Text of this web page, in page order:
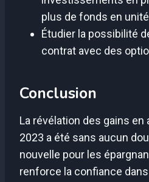
plus de fonds en
Étudier la possibilité
contrat avec des
Conclusion
La révélation des gains en
2023 a été sans aucun
nouvelle pour les
renforce la confiance